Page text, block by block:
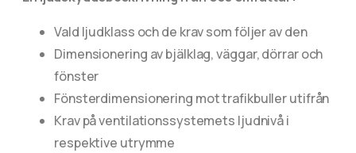
Vald ljudklass och de krav som följer av den
Dimensionering av bjälklag, väggar, dörrar och
fönster
Fönsterdimensionering mot trafikbuller utifrån
Krav på ventilationssystemets ljudnivå i
respektive utrymme